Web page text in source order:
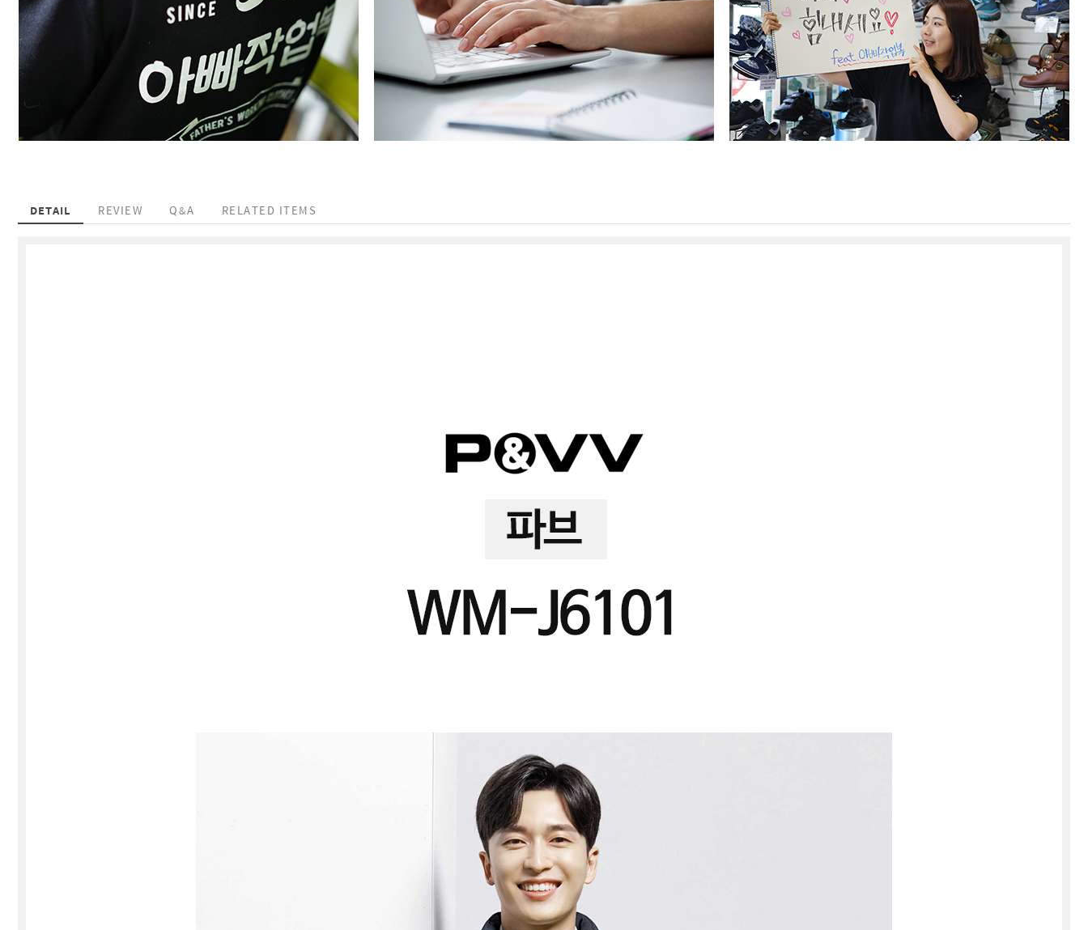
DETAIL REVIEW Q&A RELATED ITEMS